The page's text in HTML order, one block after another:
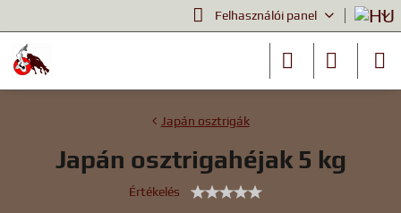
Felhasználói panel
Japán osztrigák
Japán osztrigahéjak 5 kg
Értékelés